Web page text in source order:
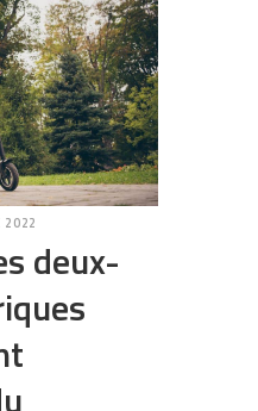
2022
deux-